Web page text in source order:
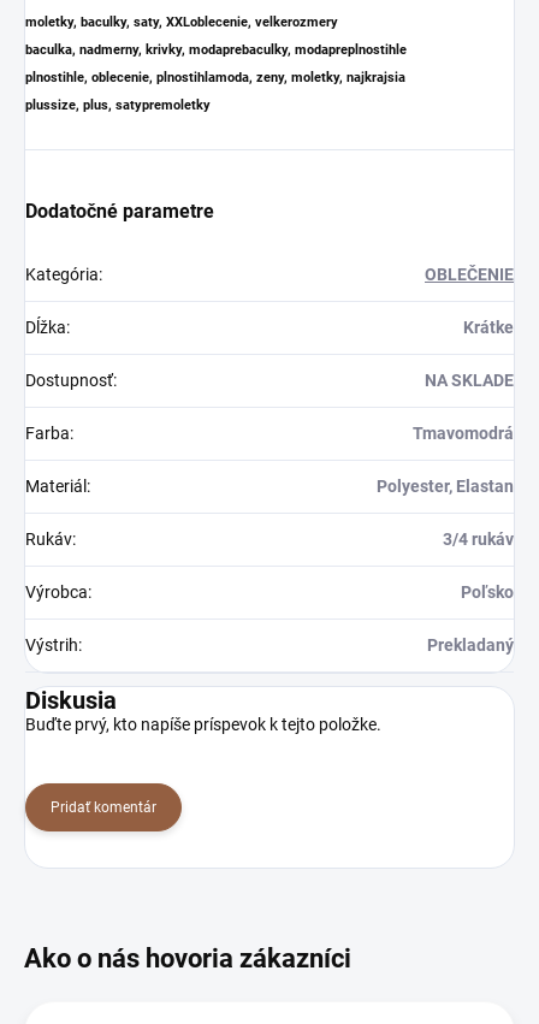
moletky, baculky, saty, XXLoblecenie, velkerozmery
baculka, nadmerny, krivky, modaprebaculky, modapreplnostihle
plnostihle, oblecenie, plnostihlamoda, zeny, moletky, najkrajsia
plussize, plus, satypremoletky
Dodatočné parametre
Kategória: OBLEČENIE
Dĺžka: Krátke
Dostupnosť: NA SKLADE
Farba: Tmavomodrá
Materiál: Polyester, Elastan
Rukáv: 3/4 rukáv
Výrobca: Poľsko
Výstrih: Prekladaný
Diskusia
Buďte prvý, kto napíše príspevok k tejto položke.
Pridať komentár